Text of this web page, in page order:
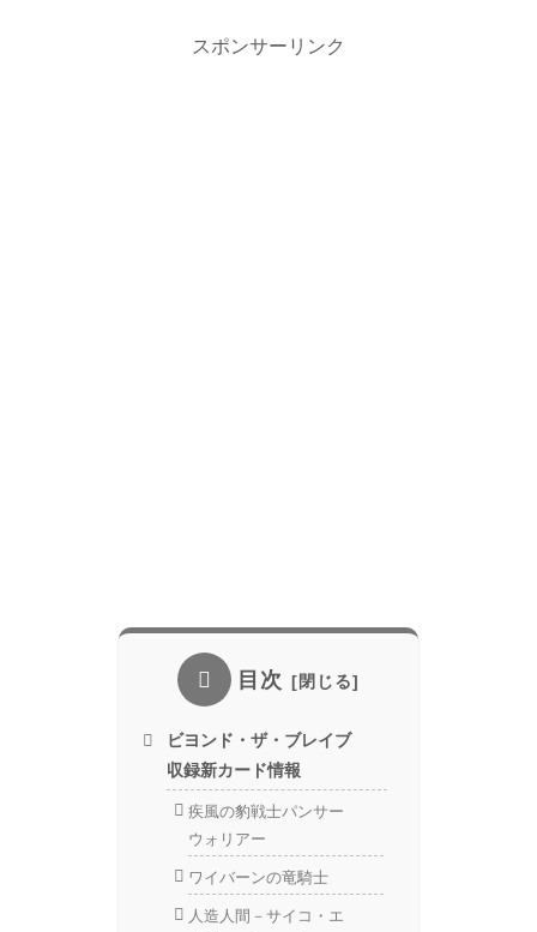
スポンサーリンク
目次
ビヨンド・ザ・ブレイブ
収録新カード情報
疾風の豹戦士パンサー
ウォリアー
ワイバーンの竜騎士
人造人間－サイコ・エ